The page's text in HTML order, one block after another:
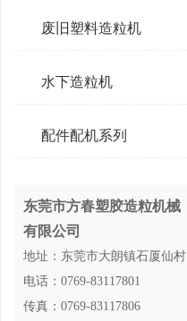
废旧塑料造粒机
水下造粒机
配件配机系列
东莞市方春塑胶造粒机械
有限公司
地址：东莞市大朗镇石厦仙村
电话：0769-83117801
传真：0769-83117806